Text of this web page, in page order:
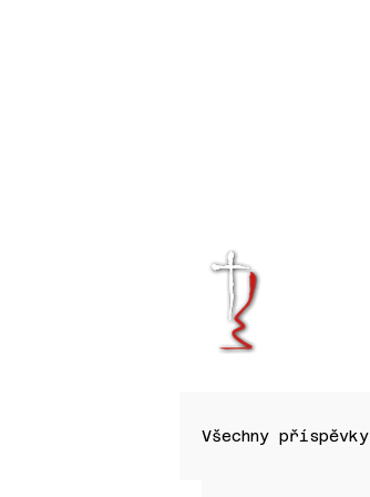
Všechny příspěvky